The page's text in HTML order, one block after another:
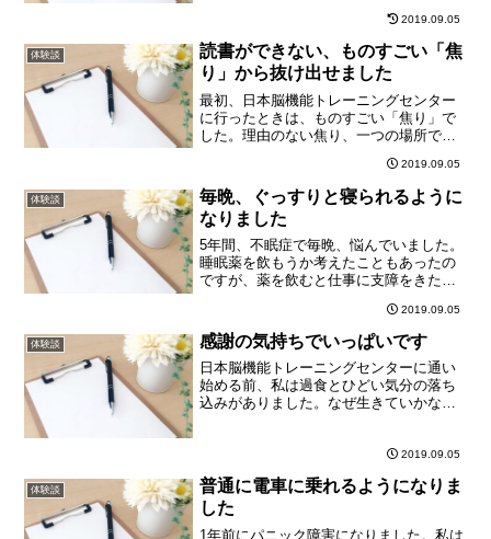
こないの欠陥品」、「生きる価値のない
人間」だと思っていました。どんなに努
力をしたところで何も成し得...
2019.09.05
体験談
読書ができない、ものすごい「焦
り」から抜け出せました
最初、日本脳機能トレーニングセンター
に行ったときは、ものすごい「焦り」で
した。理由のない焦り、一つの場所で落
でした。もちろん、本など読める状態で
はありませんでした。あまり薬も効かな
い状況になっていたので、...
2019.09.05
体験談
毎晩、ぐっすりと寝られるように
なりました
5年間、不眠症で毎晩、悩んでいました。
睡眠薬を飲もうか考えたこともあったの
ですが、薬を飲むと仕事に支障をきたし
倒れてしまい仕事どころでは無くなりま
した。体を治す間は、睡眠薬を飲まなけ
ればならないことになっ...
2019.09.05
体験談 感謝の気持ちでいっぱいです
日本脳機能トレーニングセンターに通い
始める前、私は過食とひどい気分の落ち
込みがありました。なぜ生きていかなけ
車がこっちに暴走してきてはねてくれた
らいいのに、とか、毎日の...
2019.09.05
体験談
普通に電車に乗れるようになりま
した
1年前にパニック障害になりました。私は